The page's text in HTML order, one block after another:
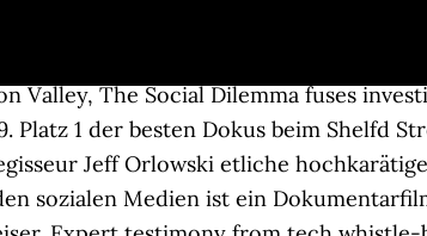
Das Dilemma mit den sozialen Medien bringt uns Netflix ein wichtiges und kritisches Bild für unser alltägliches Leben. Es lautete zum Teil: „Ich habe einen Kommentar abgegeben, der verwirrte und beleidigte Menschen ansprach. The Social Dilemma Sundance Film Festival, A must see. Follow the Indianapolis Star reporters that broke the story about USA Gymnastics doctor Larry Nassar's abuse and hear from gymnasts like Maggie Nichols. Expert testimony from tech whistle-blowers exposes our disturbing predicament: the services Big Tech provides-search engines, networks, instant information, etc.-are merely the candy that lures us to bite. [11][12], Boulder Internationales Filmfestival 2020, Vorlage:IMDb/Wartung/„importiert aus“ fehlt, https://de.wikipedia.org/w/index.php?title=Das_Dilemma_mit_den_sozialen_Medien&oldid=205294859, „Creative Commons Attribution/Share Alike“, Jeff Seibert, US-amerikanischer ehemaliger leitender Angestellter im Produktmanagement von, Sandy Parakilas, US-amerikanischer ehemaliger leitender Angestellter von, Bailey Richardson, US-amerikanische ehemalige Angestellte von, Guillaume Chaslot, US-amerikanischer ehemaliger Softwareentwickler von Google, Renée DiResta, US-amerikanische Wissenschaftlerin im Stanford Internet Observatory, Preisträger des Impact Film Award für Jeff Orlowski, Besondere Erwähnung des F:ACT Award für Jeff Orlowski, Nominierung für den F:ACT Award für Jeff Orlowski. Poster zum Das Dilemma mit den sozialen Medien. Add the first question. [3] In der Internet Movie Database bewerteten knapp 17.000 Zuschauer den Film im Durchschnitt mit 8,0 von 10 Sternen. Die Veröffentlichung erfolgte am 9. A filmmaker forges an unusual friendship with an octopus living in a South African kelp forest, learning as the animal shares the mysteries of her world. Once we're hooked and coming back for more, the real commodity they sell is their prowess to influence and manipulate us. Der Film erliege „selbst den Allmachtserzählungen des Silicon Valley“ und erweise sich „in der argumentativen Engführung auf das Internet bei der Erklärung sozialer Phänomene als wenig informiert.“[10], Das Unternehmen Facebook warf in einer Stellungnahme dem Film Verzerrung vor. Behind Vatican walls, the conservative Pope Benedict XVI and the liberal future Pope Francis must find common ground to forge a new path for the Catholic Church. Das Dilemma mit den sozialen Medien 2020 6 1 Std. fast gar keine Dokumentationen besprechen, mussten wir hierfür eine Ausnahme machen. Explores the dangerous human impact of social networking, with tech experts sounding the alarm on their own creations. Das Dilemma mit den sozialen Medien Seit ein paar Tagen ist eine Dokumentation über die sozialen Medien auf Netflix Online. Early days of hope and optimism give way to setbacks as high-tech China clashes with working-class America. Auch wenn man sich vor ihnen verschließt und gar kein Social Media Profil besitzt, so sind sie dennoch ständig da. So